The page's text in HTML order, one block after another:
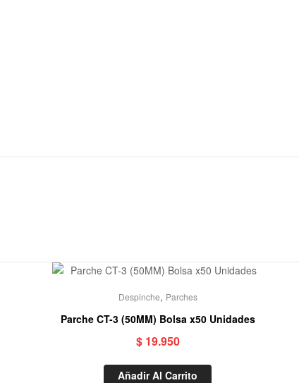
Despinche, Parches
Parche CT-3 (50MM) Bolsa x50 Unidades
$19.950
Añadir Al Carrito